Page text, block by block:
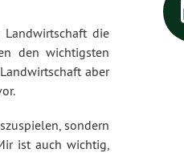
die
den wichtigsten
aber
sondern
ist auch wichtig,